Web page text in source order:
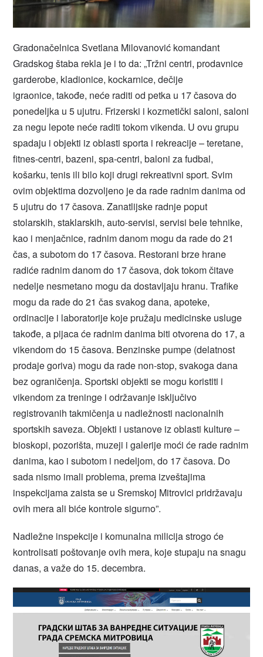
Gradonačelnica Svetlana Milovanović komandant
Gradskog štaba rekla je i to da: „Tržni centri, prodavnice
garderobe, kladionice, kockarnice, dečije
igraonice, takođe, neće raditi od petka u 17 časova do
ponedeljka u 5 ujutru. Frizerski i kozmetički saloni, saloni
za negu lepote neće raditi tokom vikenda. U ovu grupu
spadaju i objekti iz oblasti sporta i rekreacije – teretane,
fitnes-centri, bazeni, spa-centri, baloni za fudbal,
košarku, tenis ili bilo koji drugi rekreativni sport. Svim
ovim objektima dozvoljeno je da rade radnim danima od
5 ujutru do 17 časova. Zanatlijske radnje poput
stolarskih, staklarskih, auto-servisi, servisi bele tehnike,
kao i menjačnice, radnim danom mogu da rade do 21
čas, a subotom do 17 časova. Restorani brze hrane
radiće radnim danom do 17 časova, dok tokom čitave
nedelje nesmetano mogu da dostavljaju hranu. Trafike
mogu da rade do 21 čas svakog dana, apoteke,
ordinacije i laboratorije koje pružaju medicinske usluge
takođe, a pijaca će radnim danima biti otvorena do 17, a
vikendom do 15 časova. Benzinske pumpe (delatnost
prodaje goriva) mogu da rade non-stop, svakoga dana
bez ograničenja. Sportski objekti se mogu koristiti i
vikendom za treninge i održavanje isključivo
registrovanih takmičenja u nadležnosti nacionalnih
sportskih saveza. Objekti i ustanove iz oblasti kulture –
bioskopi, pozorišta, muzeji i galerije moći će rade radnim
danima, kao i subotom i nedeljom, do 17 časova. Do
sada nismo imali problema, prema izveštajima
inspekcijama zaista se u Sremskoj Mitrovici pridržavaju
ovih mera ali biće kontrole sigurno”.
Nadležne inspekcije i komunalna milicija strogo će
kontrolisati poštovanje ovih mera, koje stupaju na snagu
danas, a važe do 15. decembra.